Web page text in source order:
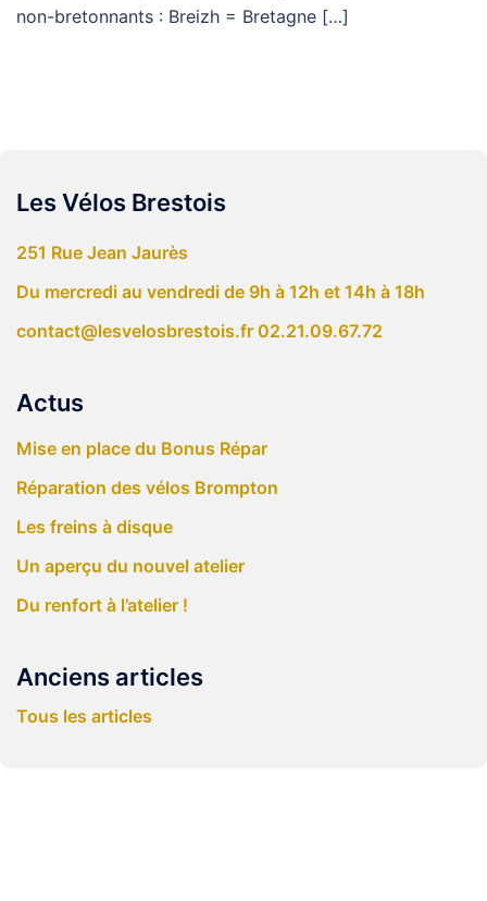
non-bretonnants : Breizh = Bretagne […]
Les Vélos Brestois
251 Rue Jean Jaurès
Du mercredi au vendredi de 9h à 12h et 14h à 18h
contact@lesvelosbrestois.fr 02.21.09.67.72
Actus
Mise en place du Bonus Répar
Réparation des vélos Brompton
Les freins à disque
Un aperçu du nouvel atelier
Du renfort à l’atelier !
Anciens articles
Tous les articles